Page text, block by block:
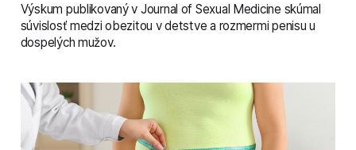
Výskum publikovaný v Journal of Sexual Medicine skúmal
súvislosť medzi obezitou v detstve a rozmermi penisu u
dospelých mužov.